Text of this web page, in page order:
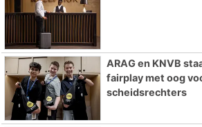
ARAG en KNVB
fairplay met oog
scheidsrechters